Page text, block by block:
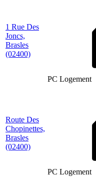
1 Rue Des
Joncs,
Brasles
(02400)
PC Logement
Route Des
Chopinettes,
Brasles
(02400)
PC Logement